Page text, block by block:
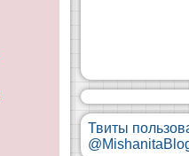
Твиты